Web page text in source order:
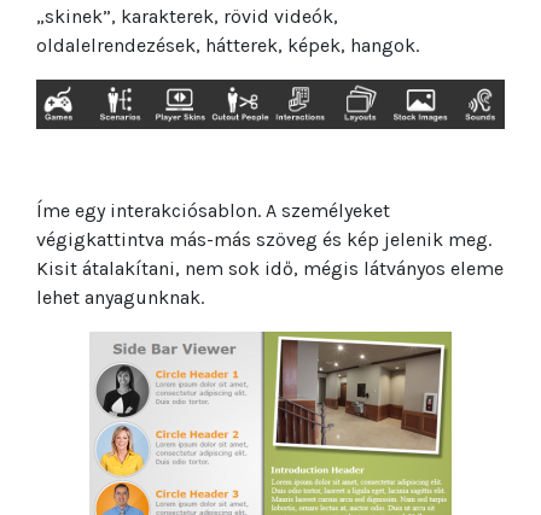
„skinek”, karakterek, rövid videók,
oldalelrendezések, hátterek, képek, hangok.
Íme egy interakciósablon. A személyeket
végigkattintva más-más szöveg és kép jelenik meg.
Kisit átalakítani, nem sok idő, mégis látványos eleme
lehet anyagunknak.